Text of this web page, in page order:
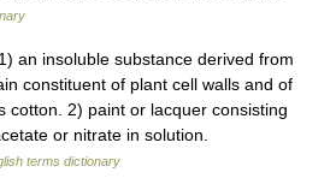
an insoluble substance derived from
constituent of plant cell walls and of
cotton. 2) paint or lacquer consisting
or nitrate in solution.
terms dictionary